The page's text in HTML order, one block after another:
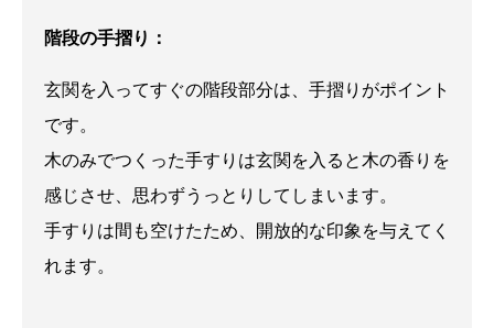
階段の手摺り：
玄関を入ってすぐの階段部分は、手摺りがポイント
です。
木のみでつくった手すりは玄関を入ると木の香りを
感じさせ、思わずうっとりしてしまいます。
手すりは間も空けたため、開放的な印象を与えてく
れます。